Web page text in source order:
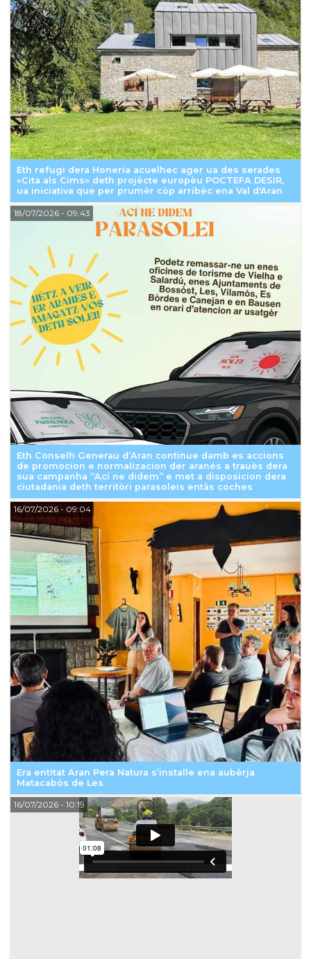
Eth refugi dera Honeria acuelhec ager ua des serades
«Cita als Cims» deth projècte europèu POCTEFA DESIR,
ua iniciativa que per prumèr còp arribèc ena Val d'Aran
Eth Conselh Generau d’Aran continue damb es accions
de promocion e normalizacion der aranés a trauès dera
sua campanha “Ací ne didem” e met a disposicion dera
ciutadania deth territòri parasoleis entàs coches
18/07/2026- 09:43
Era entitat Aran Pera Natura s’installe ena aubèrja
Matacabòs de Les
16/07/2026- 09:04
16/07/2026- 10:19